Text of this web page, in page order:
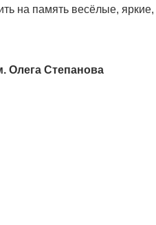
на память весёлые, яркие,
Олега Степанова